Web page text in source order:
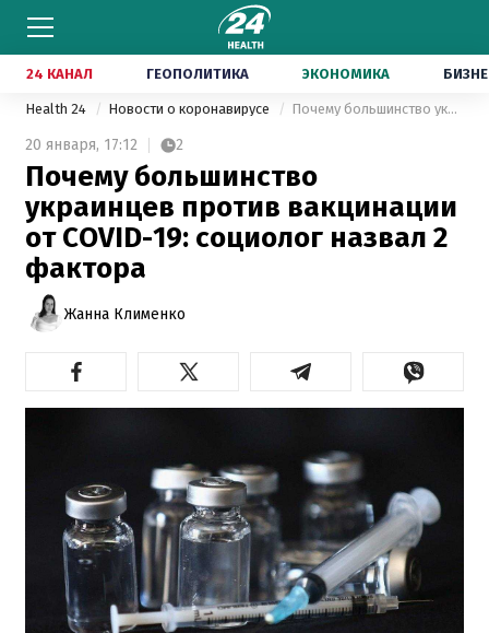
24 КАНАЛ ГЕОПОЛИТИКА ЭКОНОМИКА
Health 24 Новости о коронавирусе Почему большинство украинцев против вакцинации от COVID-19: социолог назвал 2 фактора
20 января, 17:12 2
Почему большинство
украинцев против вакцинации
от COVID-19: социолог назвал 2
фактора
Жанна Клименко